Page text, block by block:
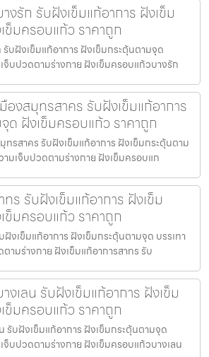
งรัก รับฝังเข็มแก้อาการ ฝังเข็ม
ข็มครอบแก้ว ราคาถูก
บฝังเข็มแก้อาการ ฝังเข็มกระตุ้นตามจุด
เจ็บปวดตามร่างกาย ฝังเข็มครอบแก้วบางรัก
องสมุทรสาคร รับฝังเข็มแก้อาการ
ด ฝังเข็มครอบแก้ว ราคาถูก
รสาคร รับฝังเข็มแก้อาการ ฝังเข็มกระตุ้นตาม
ามเจ็บปวดตามร่างกาย ฝังเข็มครอบแก
ทร รับฝังเข็มแก้อาการ ฝังเข็ม
ข็มครอบแก้ว ราคาถูก
ฝังเข็มแก้อาการ ฝังเข็มกระตุ้นตามจุด บรรเทา
ามร่างกาย ฝังเข็มแก้อาการสาทร รับ
งเลน รับฝังเข็มแก้อาการ ฝังเข็ม
ข็มครอบแก้ว ราคาถูก
รับฝังเข็มแก้อาการ ฝังเข็มกระตุ้นตามจุด
เจ็บปวดตามร่างกาย ฝังเข็มครอบแก้วบางเลน